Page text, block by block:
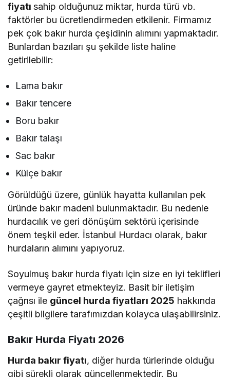
fiyatısahip olduğunuz miktar, hurda türü vb.
faktörler bu ücretlendirmeden etkilenir. Firmamız
pek çok bakır hurda çeşidinin alımını yapmaktadır.
Bunlardan bazıları şu şekilde liste haline
getirilebilir:
Lama bakır
Bakır tencere
Boru bakır
Bakır talaşı
Sac bakır
Külçe bakır
Görüldüğü üzere, günlük hayatta kullanılan pek
üründe bakır madeni bulunmaktadır. Bu nedenle
hurdacılık ve geri dönüşüm sektörü içerisinde
önem teşkil eder. İstanbul Hurdacı olarak, bakır
hurdaların alımını yapıyoruz.
Soyulmuş bakır hurda fiyatı için size en iyi teklifleri
vermeye gayret etmekteyiz. Basit bir iletişim
çağrısı ile güncel hurda fiyatları 2025 hakkında
çeşitli bilgilere tarafımızdan kolayca ulaşabilirsiniz.
Bakır Hurda Fiyatı 2026
Hurda bakır fiyatı, diğer hurda türlerinde olduğu
gibi sürekli olarak güncellenmektedir. Bu